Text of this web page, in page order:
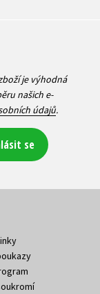
je výhodná
našich e-
údajů.
se